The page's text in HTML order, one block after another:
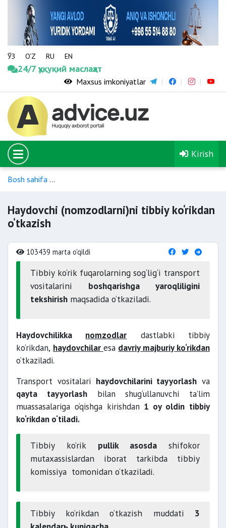
ЎЗ O‘Z RU EN
24/7 ҳуқуқий маслаҳат
Maxsus imkoniyatlar
Kirish
Bosh sahifa
Haydovchi (nomzodlarni)ni tibbiy ko‘rikdan
o‘tkazish
103439 marta o'qildi
Tibbiy ko‘rik fuqarolarning sog‘lig‘i transport
vositalarini boshqarishga yaroqliligini
tekshirish maqsadida o‘tkaziladi.
Haydovchilikka nomzodlar dastlabki tibbiy
ko‘rikdan, haydovchilar esa davriy majburiy ko‘rikdan
o‘tkaziladi.
Transport vositalari haydovchilarini tayyorlash va
qayta tayyorlashbilan shug‘ullanuvchi ta’lim
muassasalariga o‘qishga kirishdan 1 oy oldin tibbiy
ko‘rikdan o‘tiladi.
Tibbiy ko‘rik pullik asosda shifokor
mutaxassislardan iborat tarkibda tibbiy
komissiya tomonidan o‘tkaziladi.
Tibbiy ko‘rikdan o‘tkazish muddati 3